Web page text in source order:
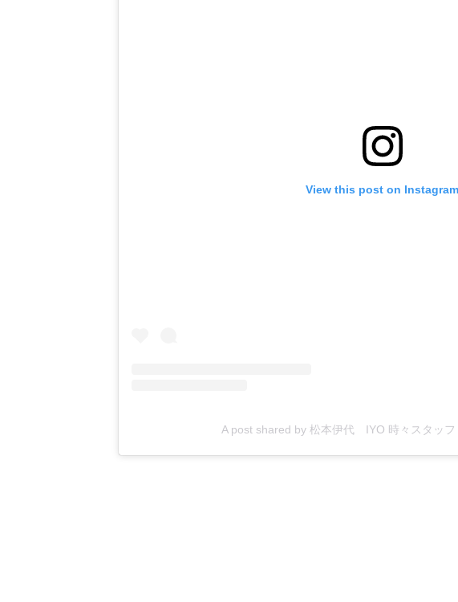
View this post on Instagram
A post shared by 松本伊代 IYO 時々スタッフ